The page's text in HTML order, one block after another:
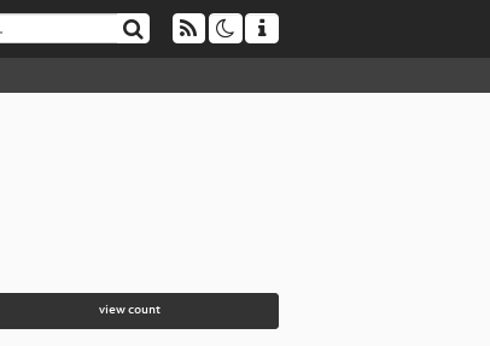
view count